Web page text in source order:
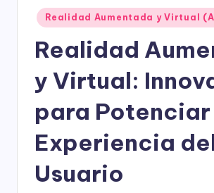
Publicado
en
Realidad Aumentada y Virtual
Realidad
y Virtual:
para Potenciar
Experiencia
Usuario